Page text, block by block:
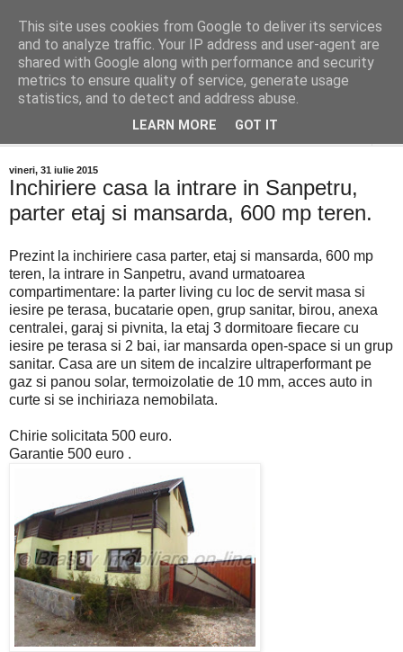
Distinct Imobiliare
Adrian Cocis 0742 129 909 ; Vasile Baciu 0768 440 185
vineri, 31 iulie 2015
Inchiriere casa la intrare in Sanpetru,
parter etaj si mansarda, 600 mp teren.
Prezint la inchiriere casa parter, etaj si mansarda, 600 mp
teren, la intrare in Sanpetru, avand urmatoarea
compartimentare: la parter living cu loc de servit masa si
iesire pe terasa, bucatarie open, grup sanitar, birou, anexa
centralei, garaj si pivnita, la etaj 3 dormitoare fiecare cu
iesire pe terasa si 2 bai, iar mansarda open-space si un grup
sanitar. Casa are un sitem de incalzire ultraperformant pe
gaz si panou solar, termoizolatie de 10 mm, acces auto in
curte si se inchiriaza nemobilata.
Chirie solicitata 500 euro.
Garantie 500 euro .
This site uses cookies from Google to deliver its services
and to analyze traffic. Your IP address and user-agent are
shared with Google along with performance and security
metrics to ensure quality of service, generate usage
statistics, and to detect and address abuse.
LEARN MORE GOT IT